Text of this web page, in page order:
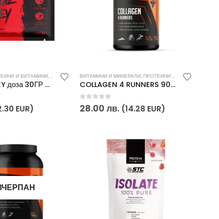
И ВИТАМИНИ, ХРАНИТЕЛНИ ДОБАВКИ
BOOGIEWHEY доза 30ГР Trec Nutrition
EUR)
ВИТАМИНИ И МИНЕРАЛИ, ПРОТЕИНИ И ВИТАМИНИ
COLLAGEN 4 RUNNERS 90 КАПСУЛИ Trec Endurance
0 out of 5
28.00 лв. (14.28 EUR)